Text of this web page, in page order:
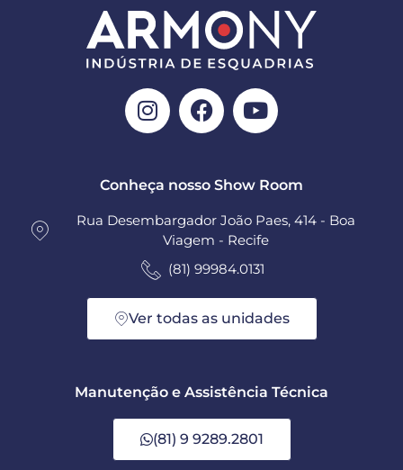
Conheça nosso Show Room
Rua Desembargador João Paes, 414 - Boa
Viagem - Recife
(81) 99984.0131
Ver todas as unidades
Manutenção e Assistência Técnica
(81) 9 9289.2801